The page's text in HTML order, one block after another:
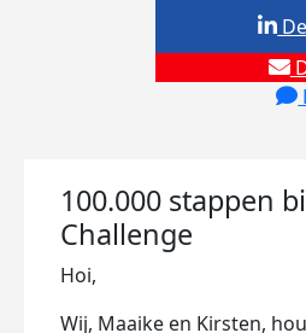
100.000 stappen
Challenge
Hoi,
Wij, Maaike en Kirsten,